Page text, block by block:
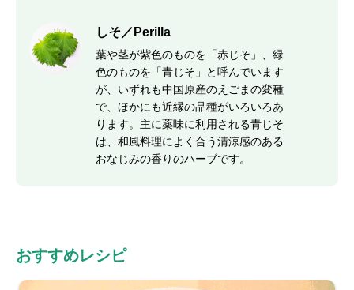
しそ／Perilla
葉や茎が紫色のものを「赤じそ」、緑
色のものを「青じそ」と呼んでいます
が、いずれも中国原産のえごまの変種
で、ほかにも近縁の品種がいろいろあ
ります。主に薬味に利用される青じそ
は、和風料理によく合う清涼感のある
おなじみの香りのハーブです。
おすすめレシピ